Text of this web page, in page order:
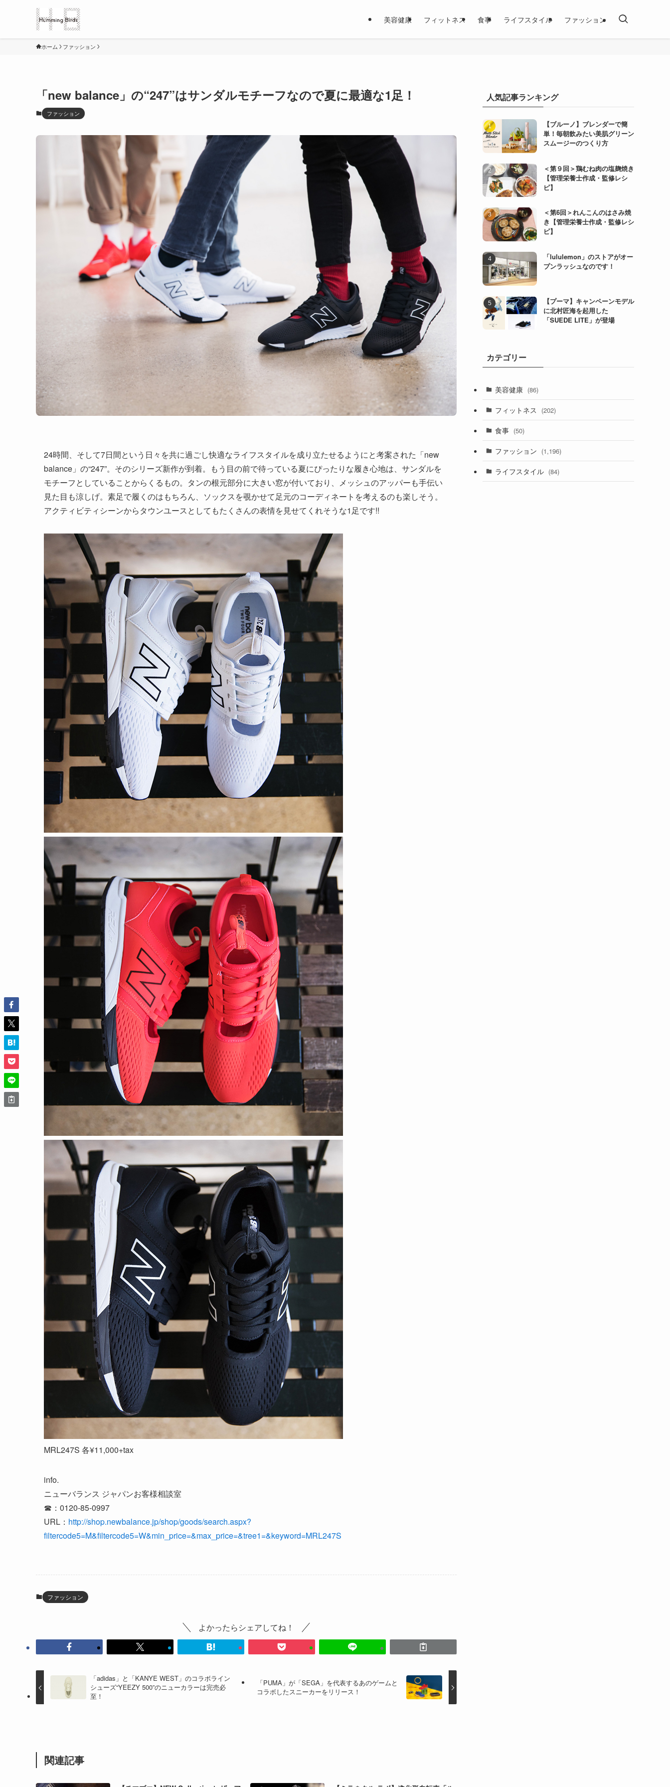
美容健康 フィットネス 食事 ライフスタイル ファッション
ホーム ファッション
「new balance」の“247”はサンダルモチーフなので夏に最適な1足！
ファッション
24時間、そして7日間という日々を共に過ごし快適なライフスタイルを成り立たせるようにと考案された「new
balance」の“247”。そのシリーズ新作が到着。もう目の前で待っている夏にぴったりな履き心地は、サンダルを
モチーフとしていることからくるもの。タンの根元部分に大きい窓が付いており、メッシュのアッパーも手伝い
見た目も涼しげ。素足で履くのはもちろん、ソックスを覗かせて足元のコーディネートを考えるのも楽しそう。
アクティビティシーンからタウンユースとしてもたくさんの表情を見せてくれそうな1足です!!
MRL247S 各¥11,000+tax
info.
ニューバランス ジャパンお客様相談室
☎︎：0120-85-0997
URL： http://shop.newbalance.jp/shop/goods/search.aspx?
filtercode5=M&filtercode5=W&min_price=&max_price=&tree1=&keyword=MRL247S
ファッション
よかったらシェアしてね！
「adidas」と「KANYE WEST」のコラボライン
シューズ“YEEZY 500”のニューカラーは完売必
至！
「PUMA」が「SEGA」を代表するあのゲームと
コラボしたスニーカーをリリース！
関連記事
人気記事ランキング
【ブルーノ】ブレンダーで簡
単！毎朝飲みたい美肌グリーン
スムージーのつくり方
＜第９回＞鶏むね肉の塩麹焼き
【管理栄養士作成・監修レシ
ピ】
＜第6回＞れんこんのはさみ焼
き【管理栄養士作成・監修レシ
ピ】
「lululemon」のストアがオー
プンラッシュなのです！
【プーマ】キャンペーンモデル
に北村匠海を起用した
「SUEDE LITE」が登場
カテゴリー
美容健康 (86)
フィットネス (202)
食事 (50)
ファッション (1,196)
ライフスタイル (84)